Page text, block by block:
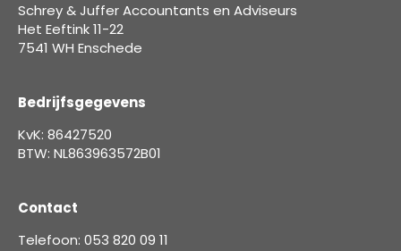
Schrey & Juffer Accountants en Adviseurs
Het Eeftink 11-22
7541 WH Enschede
Bedrijfsgegevens
KvK: 86427520
BTW: NL863963572B01
Contact
Telefoon: 053 820 09 11